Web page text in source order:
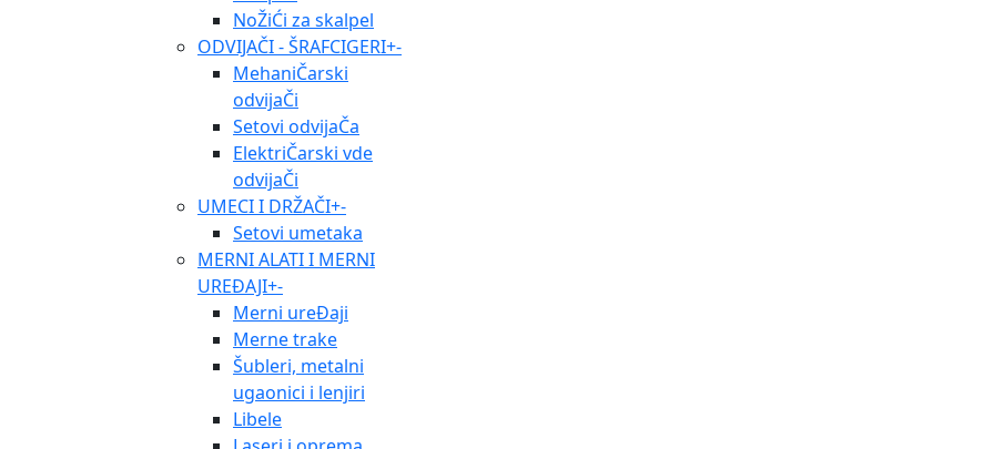
NoŽiĆi za skalpel
ODVIJAČI - ŠRAFCIGERI+-
MehaniČarski
odvijaČi
Setovi odvijaČa
ElektriČarski vde
odvijaČi
UMECI I DRŽAČI+-
Setovi umetaka
MERNI ALATI I MERNI
UREĐAJI+-
Merni ureĐaji
Merne trake
Šubleri, metalni
ugaonici i lenjiri
Libele